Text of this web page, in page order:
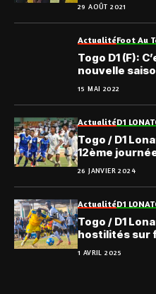
29 AOÛT 2021
ActualitéFoot Au
Togo D1 (F):
nouvelle
15 MAI 2022
ActualitéD1
Togo / D1
12ème
26 JANVIER 2024
ActualitéD1
Togo / D1
hostilités sur
contrastés
1 AVRIL 2025